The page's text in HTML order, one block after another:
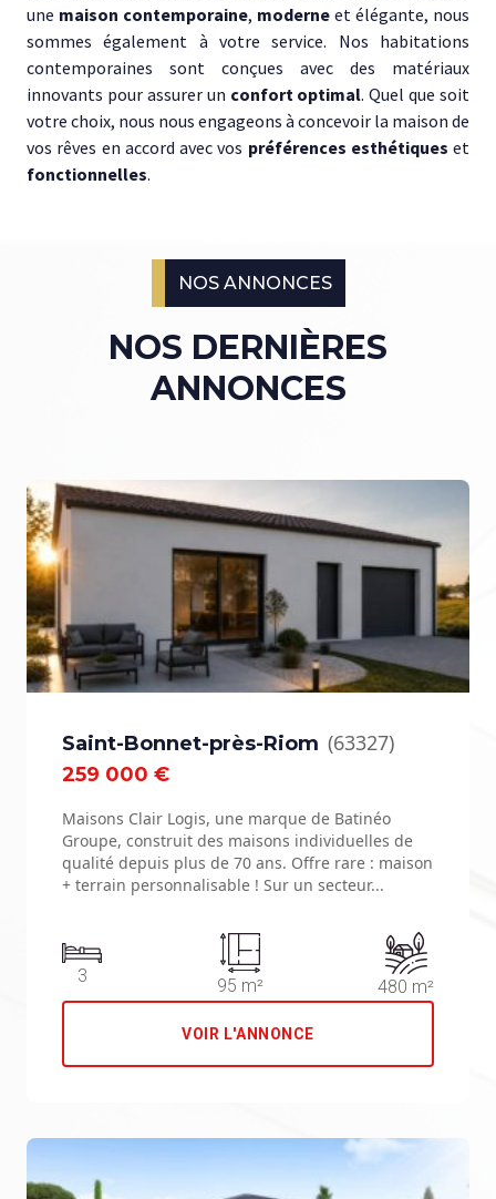
une maison contemporaine, moderne et élégante, nous
sommes également à votre service. Nos habitations
contemporaines sont conçues avec des matériaux
innovants pour assurer un confort optimal. Quel que soit
votre choix, nous nous engageons à concevoir la maison de
vos rêves en accord avec vos préférences esthétiques et
fonctionnelles.
NOS ANNONCES
NOS DERNIÈRES
ANNONCES
Saint-Bonnet-près-Riom (63327)
259 000 €
Maisons Clair Logis, une marque de Batinéo
Groupe, construit des maisons individuelles de
qualité depuis plus de 70 ans. Offre rare : maison
+ terrain personnalisable ! Sur un secteur...
3 95 m² 480 m²
VOIR L'ANNONCE